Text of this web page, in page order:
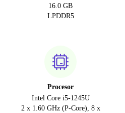
16.0 GB
LPDDR5
Procesor
Intel Core i5-1245U
2 x 1.60 GHz (P-Core), 8 x